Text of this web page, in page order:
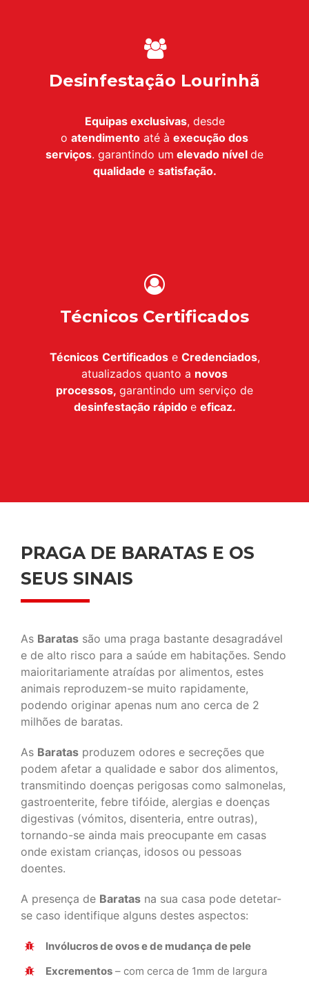
Desinfestação Lourinhã
Equipas exclusivas, desde
o atendimento até à execução dos
serviços. garantindo um elevado nível de
qualidade e satisfação.
Técnicos Certificados
Técnicos Certificadose Credenciados,
atualizados quanto a novos
processos, garantindo um serviço de
desinfestaçãorápido e eficaz.
PRAGA DE BARATAS E OS
SEUS SINAIS
As Baratas são uma praga bastante desagradável
e de alto risco para a saúde em habitações. Sendo
maioritariamente atraídas por alimentos, estes
animais reproduzem-se muito rapidamente,
podendo originar apenas num ano cerca de 2
milhões de baratas.
As Baratas produzem odores e secreções que
podem afetar a qualidade e sabor dos alimentos,
transmitindo doenças perigosas como salmonelas,
gastroenterite, febre tifóide, alergias e doenças
digestivas (vómitos, disenteria, entre outras),
tornando-se ainda mais preocupante em casas
onde existam crianças, idosos ou pessoas
doentes.
A presença de Baratas na sua casa pode detetar-
se caso identifique alguns destes aspectos:
Invólucros de ovos e de mudança de pele
Excrementos – com cerca de 1mm de largura